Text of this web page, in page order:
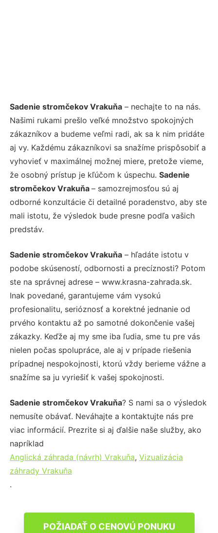
Sadenie stromčekov Vrakuňa – nechajte to na nás.
Našimi rukami prešlo veľké množstvo spokojných
zákazníkov a budeme veľmi radi, ak sa k nim pridáte
aj vy. Každému zákazníkovi sa snažíme prispôsobiť a
vyhovieť v maximálnej možnej miere, pretože vieme,
že osobný prístup je kľúčom k úspechu. Sadenie
stromčekov Vrakuňa – samozrejmosťou sú aj
odborné konzultácie či detailné poradenstvo, aby ste
mali istotu, že výsledok bude presne podľa vašich
predstáv.
Sadenie stromčekov Vrakuňa – hľadáte istotu v
podobe skúseností, odbornosti a precíznosti? Potom
ste na správnej adrese – www.krasna-zahrada.sk.
Inak povedané, garantujeme vám vysokú
profesionalitu, serióznosť a korektné jednanie od
prvého kontaktu až po samotné dokončenie vašej
zákazky. Keďže aj my sme iba ľudia, sme tu pre vás
nielen počas spolupráce, ale aj v prípade riešenia
prípadnej nespokojnosti, ktorú vždy berieme vážne a
snažíme sa ju vyriešiť k vašej spokojnosti.
Sadenie stromčekov Vrakuňa? S nami sa o výsledok
nemusíte obávať. Neváhajte a kontaktujte nás pre
viac informácií. Prezrite si aj ďalšie naše služby, ako
napríklad
Anglická záhrada (návrh) Vrakuňa, Vizualizácia
záhrady Vrakuňa
.
POŽIADAŤ O CENOVÚ PONUKU